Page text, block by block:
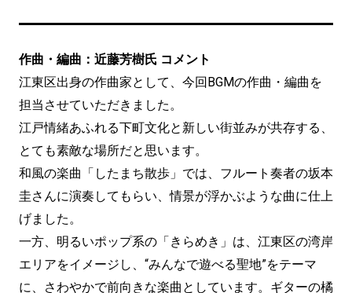
作曲・編曲：近藤芳樹氏 コメント
江東区出身の作曲家として、今回BGMの作曲・編曲を
担当させていただきました。
江戸情緒あふれる下町文化と新しい街並みが共存する、
とても素敵な場所だと思います。
和風の楽曲「したまち散歩」では、フルート奏者の坂本
圭さんに演奏してもらい、情景が浮かぶような曲に仕上
げました。
一方、明るいポップ系の「きらめき」は、江東区の湾岸
エリアをイメージし、“みんなで遊べる聖地”をテーマ
に、さわやかで前向きな楽曲としています。ギターの橘